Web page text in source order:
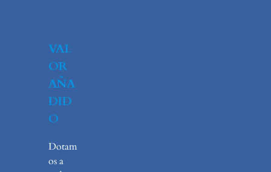
VAL
OR
AÑA
DID
O
Dotam
os a